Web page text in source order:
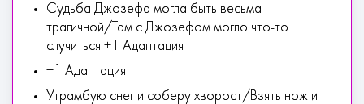
Судьба Джозефа могла быть весьма
трагичной/Там с Джозефом могло что-то
случиться +1 Адаптация
+1 Адаптация
Утрамбую снег и соберу хворост/Взять нож и